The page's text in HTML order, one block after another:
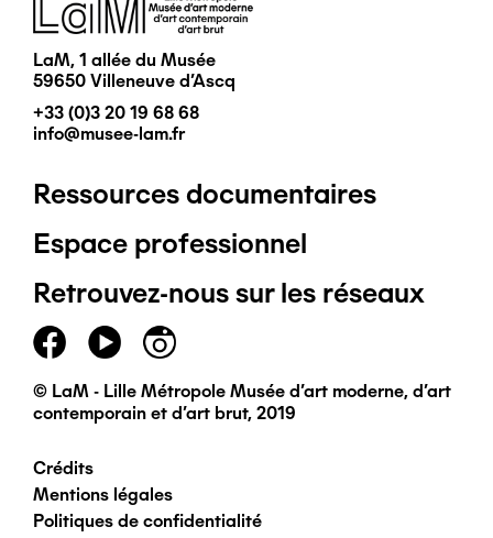
LaM, 1 allée du Musée
59650 Villeneuve d'Ascq
+33 (0)3 20 19 68 68
info@musee-lam.fr
Pied
de
page
principal
Ressources documentaires
Espace professionnel
Retrouvez-nous sur les réseaux
© LaM - Lille Métropole Musée d'art moderne, d'art
contemporain et d'art brut, 2019
Pied
Crédits
Mentions légales
Politiques de confidentialité